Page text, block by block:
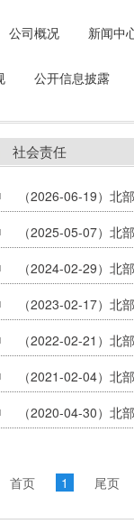
公司概况 新闻中
公开信息披露
社会责任
（2026-06-19）北
（2025-05-07）北
（2024-02-29）北
（2023-02-17）北
（2022-02-21）北
（2021-02-04）北
（2020-04-30）北
首页 1 尾页